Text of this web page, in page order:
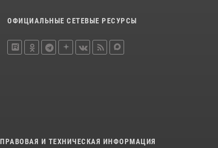
ОФИЦИАЛЬНЫЕ СЕТЕВЫЕ РЕСУРСЫ
ПРАВОВАЯ И ТЕХНИЧЕСКАЯ ИНФОРМАЦИЯ